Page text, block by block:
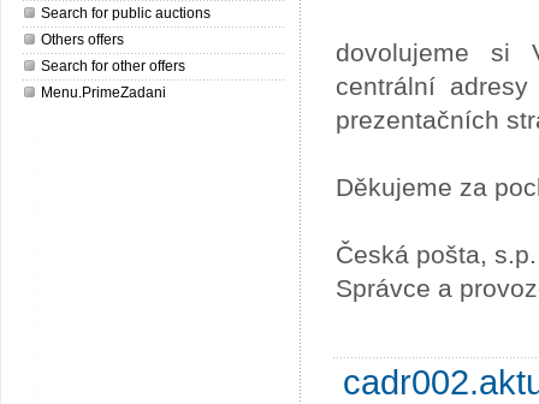
Search for public auctions
Others offers
Search for other offers
Menu.PrimeZadani
dovolujeme si
centrální
prezentačních
Děkujeme za
Česká pošta, s.p.
Správce a